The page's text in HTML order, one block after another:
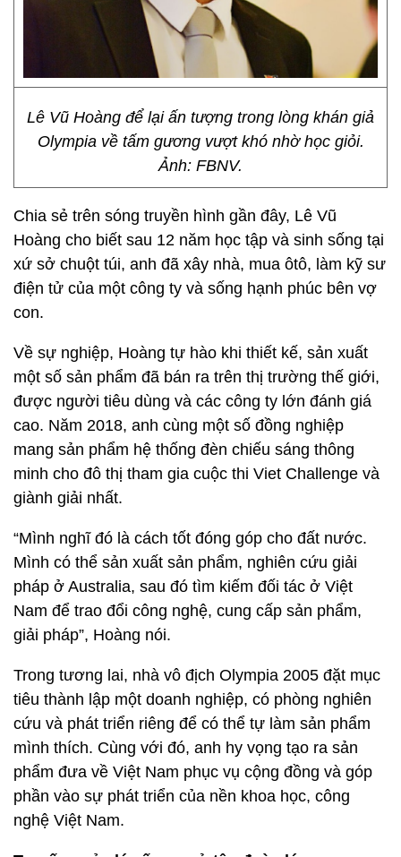
Lê Vũ Hoàng để lại ấn tượng trong lòng khán giả
Olympia về tấm gương vượt khó nhờ học giỏi.
Ảnh: FBNV.
Chia sẻ trên sóng truyền hình gần đây, Lê Vũ
Hoàng cho biết sau 12 năm học tập và sinh sống tại
xứ sở chuột túi, anh đã xây nhà, mua ôtô, làm kỹ sư
điện tử của một công ty và sống hạnh phúc bên vợ
con.
Về sự nghiệp, Hoàng tự hào khi thiết kế, sản xuất
một số sản phẩm đã bán ra trên thị trường thế giới,
được người tiêu dùng và các công ty lớn đánh giá
cao. Năm 2018, anh cùng một số đồng nghiệp
mang sản phẩm hệ thống đèn chiếu sáng thông
minh cho đô thị tham gia cuộc thi Viet Challenge và
giành giải nhất.
“Mình nghĩ đó là cách tốt đóng góp cho đất nước.
Mình có thể sản xuất sản phẩm, nghiên cứu giải
pháp ở Australia, sau đó tìm kiếm đối tác ở Việt
Nam để trao đổi công nghệ, cung cấp sản phẩm,
giải pháp”, Hoàng nói.
Trong tương lai, nhà vô địch Olympia 2005 đặt mục
tiêu thành lập một doanh nghiệp, có phòng nghiên
cứu và phát triển riêng để có thể tự làm sản phẩm
mình thích. Cùng với đó, anh hy vọng tạo ra sản
phẩm đưa về Việt Nam phục vụ cộng đồng và góp
phần vào sự phát triển của nền khoa học, công
nghệ Việt Nam.